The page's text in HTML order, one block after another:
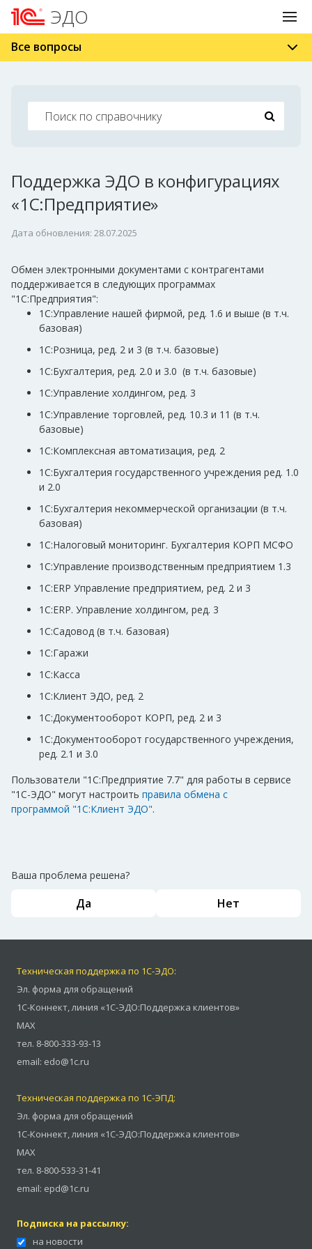
ЭДО
Все вопросы
Поддержка ЭДО в конфигурациях
«1С:Предприятие»
Дата обновления: 28.07.2025
Обмен электронными документами с контрагентами
поддерживается в следующих программах
"1С:Предприятия":
1C:Управление нашей фирмой, ред. 1.6 и выше (в т.ч.
базовая)
1С:Розница, ред. 2 и 3 (в т.ч. базовые)
1С:Бухгалтерия, ред. 2.0 и 3.0 (в т.ч. базовые)
1C:Управление холдингом, ред. 3
1С:Управление торговлей, ред. 10.3 и 11 (в т.ч.
базовые)
1С:Комплексная автоматизация, ред. 2
1С:Бухгалтерия государственного учреждения ред. 1.0
и 2.0
1С:Бухгалтерия некоммерческой организации (в т.ч.
базовая)
1С:Налоговый мониторинг. Бухгалтерия КОРП МСФО
1С:Управление производственным предприятием 1.3
1C:ERP Управление предприятием, ред. 2 и 3
1С:ERP. Управление холдингом, ред. 3
1С:Садовод (в т.ч. базовая)
1С:Гаражи
1С:Касса
1С:Клиент ЭДО, ред. 2
1С:Документооборот КОРП, ред. 2 и 3
1С:Документооборот государственного учреждения,
ред. 2.1 и 3.0
Пользователи "1С:Предприятие 7.7" для работы в сервисе
"1С-ЭДО" могут настроить правила обмена с
программой "1С:Клиент ЭДО".
Ваша проблема решена?
Да Нет
Техническая поддержка по 1С-ЭДО:
Эл. форма для обращений
1С-Коннект,линия «1С-ЭДО:Поддержка клиентов»
MAX
тел. 8-800-333-93-13
email: edo@1c.ru
Техническая поддержка по 1С-ЭПД:
Эл. форма для обращений
1С-Коннект,линия «1С-ЭДО:Поддержка клиентов»
MAX
тел. 8-800-533-31-41
email: epd@1c.ru
Подписка на рассылку:
на новости